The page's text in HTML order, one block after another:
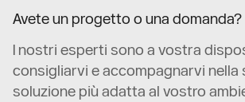
Avete un progetto o una domanda?
I nostri esperti sono a vostra
consigliarvi e accompagnarvi nella
soluzione più adatta al vostro